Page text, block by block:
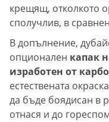
крещящ, отколкото
сполучлив, в
В допълнение,
опционален капак
изработен от
естествената
да бъде боядисан в
отнася и до